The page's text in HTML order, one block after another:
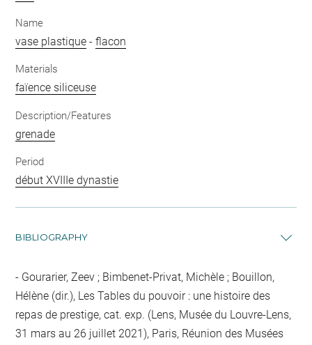
Name
vase plastique -flacon
Materials
faïence siliceuse
Description/Features
grenade
Period
début XVIIIe dynastie
BIBLIOGRAPHY
Gourarier, Zeev ; Bimbenet-Privat, Michèle ; Bouillon,
Hélène (dir.), Les Tables du pouvoir : une histoire des
repas de prestige, cat. exp. (Lens, Musée du Louvre-Lens,
31 mars au 26 juillet 2021), Paris, Réunion des Musées